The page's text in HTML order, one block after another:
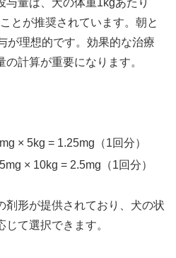
与量は、犬の体重1kgあたり
とが推奨されています。朝と
が理想的です。効果的な治療
計算が重要になります。
× 5kg = 1.25mg（1回分）
× 10kg = 2.5mg（1回分）
剤形が提供されており、犬の状
て選択できます。